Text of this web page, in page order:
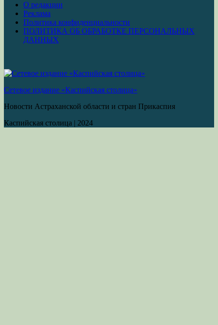
О редакции
Реклама
Политика конфиденциальности
ПОЛИТИКА ОБ ОБРАБОТКЕ ПЕРСОНАЛЬНЫХ
ДАННЫХ
Сетевое издание «Каспийская столица»
Новости Астраханской области и стран Прикаспия
Каспийская столица | 2024